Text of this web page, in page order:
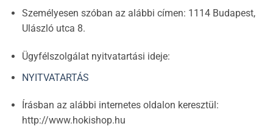
Személyesen szóban az alábbi címen: 1114 Budapest,
Ulászló utca 8.
Ügyfélszolgálat nyitvatartási ideje:
NYITVATARTÁS
Írásban az alábbi internetes oldalon keresztül:
http://www.hokishop.hu